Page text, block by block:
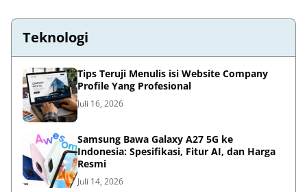
Teknologi
Tips Teruji Menulis isi Website Company
Profile Yang Profesional
Juli 16, 2026
Samsung Bawa Galaxy A27 5G ke
Indonesia: Spesifikasi, Fitur AI, dan Harga
Resmi
Juli 14, 2026